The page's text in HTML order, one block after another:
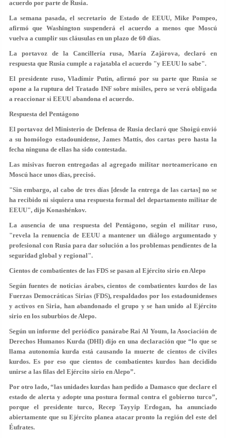
acuerdo por parte de Rusia.
La semana pasada, el secretario de Estado de EEUU, Mike Pompeo,
afirmó que Washington suspenderá el acuerdo a menos que Moscú
vuelva a cumplir sus cláusulas en un plazo de 60 días.
La portavoz de la Cancillería rusa, María Zajárova, declaró en
respuesta que Rusia cumple a rajatabla el acuerdo "y EEUU lo sabe".
El presidente ruso, Vladímir Putin, afirmó por su parte que Rusia se
opone a la ruptura del Tratado INF sobre misiles, pero se verá obligada
a reaccionar si EEUU abandona el acuerdo.
Respuesta del Pentágono
El portavoz del Ministerio de Defensa de Rusia declaró que Shoigú envió
a su homólogo estadounidense, James Mattis, dos cartas pero hasta la
fecha ninguna de ellas ha sido contestada.
Las misivas fueron entregadas al agregado militar norteamericano en
Moscú hace unos días, precisó.
"Sin embargo, al cabo de tres días [desde la entrega de las cartas] no se
ha recibido ni siquiera una respuesta formal del departamento militar de
EEUU", dijo Konashénkov.
La ausencia de una respuesta del Pentágono, según el militar ruso,
"revela la renuencia de EEUU a mantener un diálogo argumentado y
profesional con Rusia para dar solución a los problemas pendientes de la
seguridad global y regional".
Cientos de combatientes de las FDS se pasan al Ejército sirio en Alepo
Según fuentes de noticias árabes, cientos de combatientes kurdos de las
Fuerzas Democráticas Sirias (FDS), respaldados por los estadounidenses
y activos en Siria, han abandonado el grupo y se han unido al Ejército
sirio en los suburbios de Alepo.
Según un informe del periódico panárabe Rai Al Youm, la Asociación de
Derechos Humanos Kurda (DHI) dijo en una declaración que “lo que se
llama autonomía kurda está causando la muerte de cientos de civiles
kurdos. Es por eso que cientos de combatientes kurdos han decidido
unirse a las filas del Ejército sirio en Alepo”.
Por otro lado, “las unidades kurdas han pedido a Damasco que declare el
estado de alerta y adopte una postura formal contra el gobierno turco”,
porque el presidente turco, Recep Tayyip Erdogan, ha anunciado
abiertamente que su Ejército planea atacar pronto la región del este del
Éufrates.